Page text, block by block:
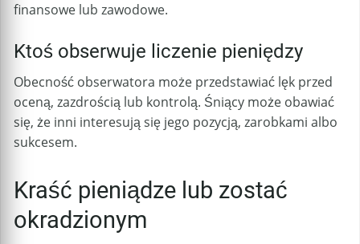
finansowe lub zawodowe.
Ktoś obserwuje liczenie pieniędzy
Obecność obserwatora może przedstawiać lęk przed
oceną, zazdrością lub kontrolą. Śniący może obawiać
się, że inni interesują się jego pozycją, zarobkami albo
sukcesem.
Kraść pieniądze lub zostać
okradzionym